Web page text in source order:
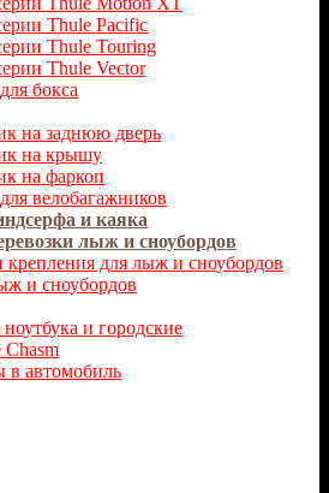
Thule Pacific
Thule Touring
Thule Vector
бокса
на заднюю дверь
на крышу
на фаркоп
велобагажников
и каяка
лыж и сноубордов
для лыж и сноубордов
и сноубордов
и городские
в автомобиль